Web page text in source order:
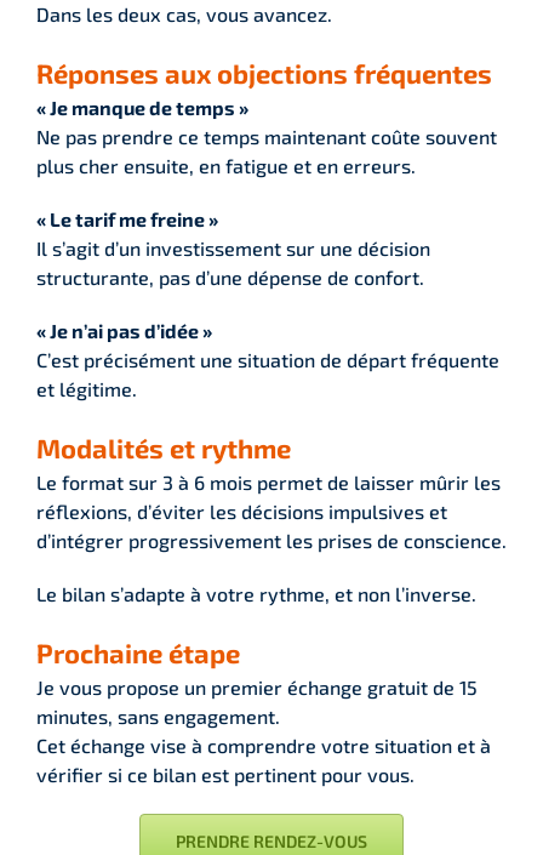
Dans les deux cas, vous avancez.
Réponses aux objections fréquentes
« Je manque de temps »
Ne pas prendre ce temps maintenant coûte souvent
plus cher ensuite, en fatigue et en erreurs.
« Le tarif me freine »
Il s’agit d’un investissement sur une décision
structurante, pas d’une dépense de confort.
« Je n’ai pas d’idée »
C’est précisément une situation de départ fréquente
et légitime.
Modalités et rythme
Le format sur 3 à 6 mois permet de laisser mûrir les
réflexions, d’éviter les décisions impulsives et
d’intégrer progressivement les prises de conscience.
Le bilan s’adapte à votre rythme, et non l’inverse.
Prochaine étape
Je vous propose un premier échange gratuit de 15
minutes, sans engagement.
Cet échange vise à comprendre votre situation et à
vérifier si ce bilan est pertinent pour vous.
PRENDRE RENDEZ-VOUS